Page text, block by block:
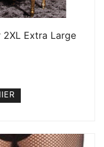
Extra Large